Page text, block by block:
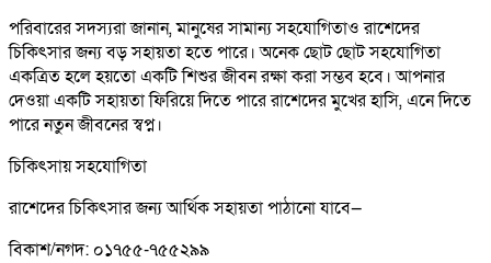
পরিবারের সদস্যরা জানান, মানুষের সামান্য সহযোগিতাও রাশেদের
চিকিৎসার জন্য বড় সহায়তা হতে পারে। অনেক ছোট ছোট সহযোগিতা
একত্রিত হলে হয়তো একটি শিশুর জীবন রক্ষা করা সম্ভব হবে। আপনার
দেওয়া একটি সহায়তা ফিরিয়ে দিতে পারে রাশেদের মুখের হাসি, এনে দিতে
পারে নতুন জীবনের স্বপ্ন।
চিকিৎসায় সহযোগিতা
রাশেদের চিকিৎসার জন্য আর্থিক সহায়তা পাঠানো যাবে—
বিকাশ/নগদ: ০১৭৫৫-৭৫৫২৯৯